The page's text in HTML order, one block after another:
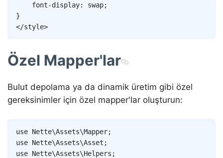
font-display: swap;
}
</style>
Özel Mapper'lar
Bulut depolama ya da dinamik üretim gibi özel
gereksinimler için özel mapper'lar oluşturun:
use Nette\Assets\Mapper;
use Nette\Assets\Asset ;
use Nette\Assets\Helpers ;